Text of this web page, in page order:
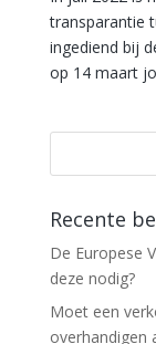
transparantie
ingediend bij
op 14 maart
Recente
De Europese
deze nodig?
Moet een
overhandigen